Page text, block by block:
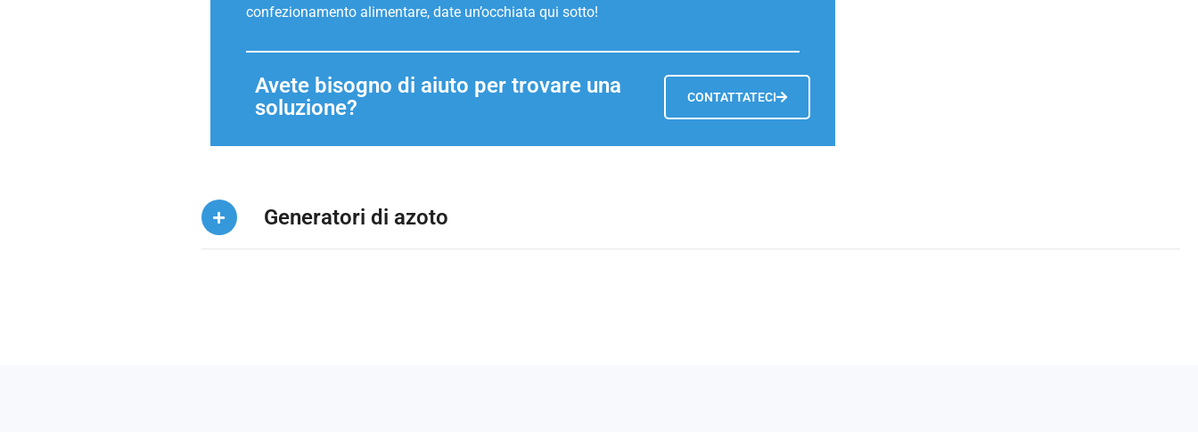
confezionamento alimentare, date un’occhiata qui sotto!
Avete bisogno di aiuto per trovare una
soluzione?
CONTATTATECI
Generatori di azoto